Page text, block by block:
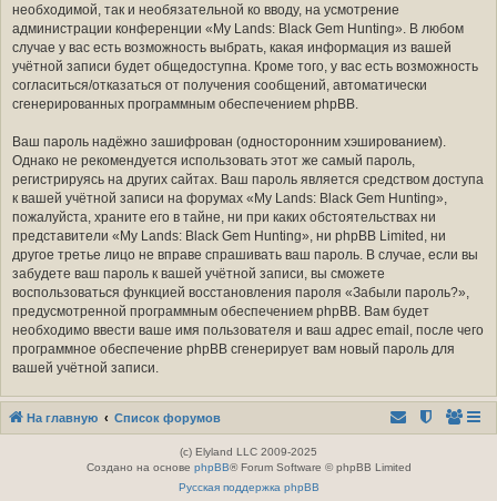
необходимой, так и необязательной ко вводу, на усмотрение
администрации конференции «My Lands: Black Gem Hunting». В любом
случае у вас есть возможность выбрать, какая информация из вашей
учётной записи будет общедоступна. Кроме того, у вас есть возможность
согласиться/отказаться от получения сообщений, автоматически
сгенерированных программным обеспечением phpBB.
Ваш пароль надёжно зашифрован (односторонним хэшированием).
Однако не рекомендуется использовать этот же самый пароль,
регистрируясь на других сайтах. Ваш пароль является средством доступа
к вашей учётной записи на форумах «My Lands: Black Gem Hunting»,
пожалуйста, храните его в тайне, ни при каких обстоятельствах ни
представители «My Lands: Black Gem Hunting», ни phpBB Limited, ни
другое третье лицо не вправе спрашивать ваш пароль. В случае, если вы
забудете ваш пароль к вашей учётной записи, вы сможете
воспользоваться функцией восстановления пароля «Забыли пароль?»,
предусмотренной программным обеспечением phpBB. Вам будет
необходимо ввести ваше имя пользователя и ваш адрес email, после чего
программное обеспечение phpBB сгенерирует вам новый пароль для
вашей учётной записи.
На главную Список форумов
(c) Elyland LLC 2009-2025
Создано на основе phpBB® Forum Software © phpBB Limited
Русская поддержка phpBB